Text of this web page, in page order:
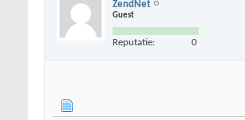
ZendNet
Guest
Reputatie: 0